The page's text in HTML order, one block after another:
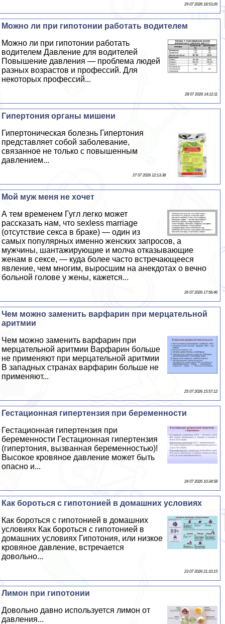
29 07 2026 18:53:26
Можно ли при гипотонии работать водителем
Можно ли при гипотонии работать
водителем Давление для водителей
Повышение давления — проблема людей
разных возрастов и профессий. Для
некоторых профессий...
28 07 2026 14:12:11
Гипертония органы мишени
Гипертоническая болезнь Гипертония
представляет собой заболевание,
связанное не только с повышенным
давлением...
27 07 2026 12:13:38
Мой муж меня не хочет
А тем временем Гугл легко может
рассказать нам, что sехless marriage
(отсутствие ceкcа в бpaке) — один из
самых популярных именно женских запросов, а
мужчины, шантажирующие и молча отказывающие
женам в ceкcе, — куда более часто встречающееся
явление, чем многим, выросшим на анекдотах о вечно
больной голове у жены, кажется...
26 07 2026 17:56:46
Чем можно заменить варфарин при мерцательной
аритмии
Чем можно заменить варфарин при
мерцательной аритмии Варфарин больше
не применяют при мерцательной аритмии
В западных странах варфарин больше не
применяют...
25 07 2026 15:57:12
Гестационная гипертензия при беременности
Гестационная гипертензия при
беременности Гестационная гипертензия
(гипертония, вызванная беременностью)!
Высокое кровяное давление может быть
опасно и...
24 07 2026 10:34:58
Как бороться с гипотонией в домашних условиях
Как бороться с гипотонией в домашних
условиях Как бороться с гипотонией в
домашних условиях Гипотония, или низкое
кровяное давление, встречается
довольно...
23 07 2026 21:10:15
Лимон при гипотонии
Довольно давно используется лимон от
давления...